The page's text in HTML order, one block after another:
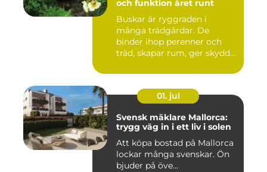
och funktion året runt
Buskar är ryggraden i
många trädgårdar. De
binder ihop perenner och
träd, skapar rum, ger skydd
01. jul
Svensk mäklare Mallorca:
trygg väg in i ett liv i solen
Att köpa bostad på Mallorca
lockar många svenskar. Ön
bjuder på öve...